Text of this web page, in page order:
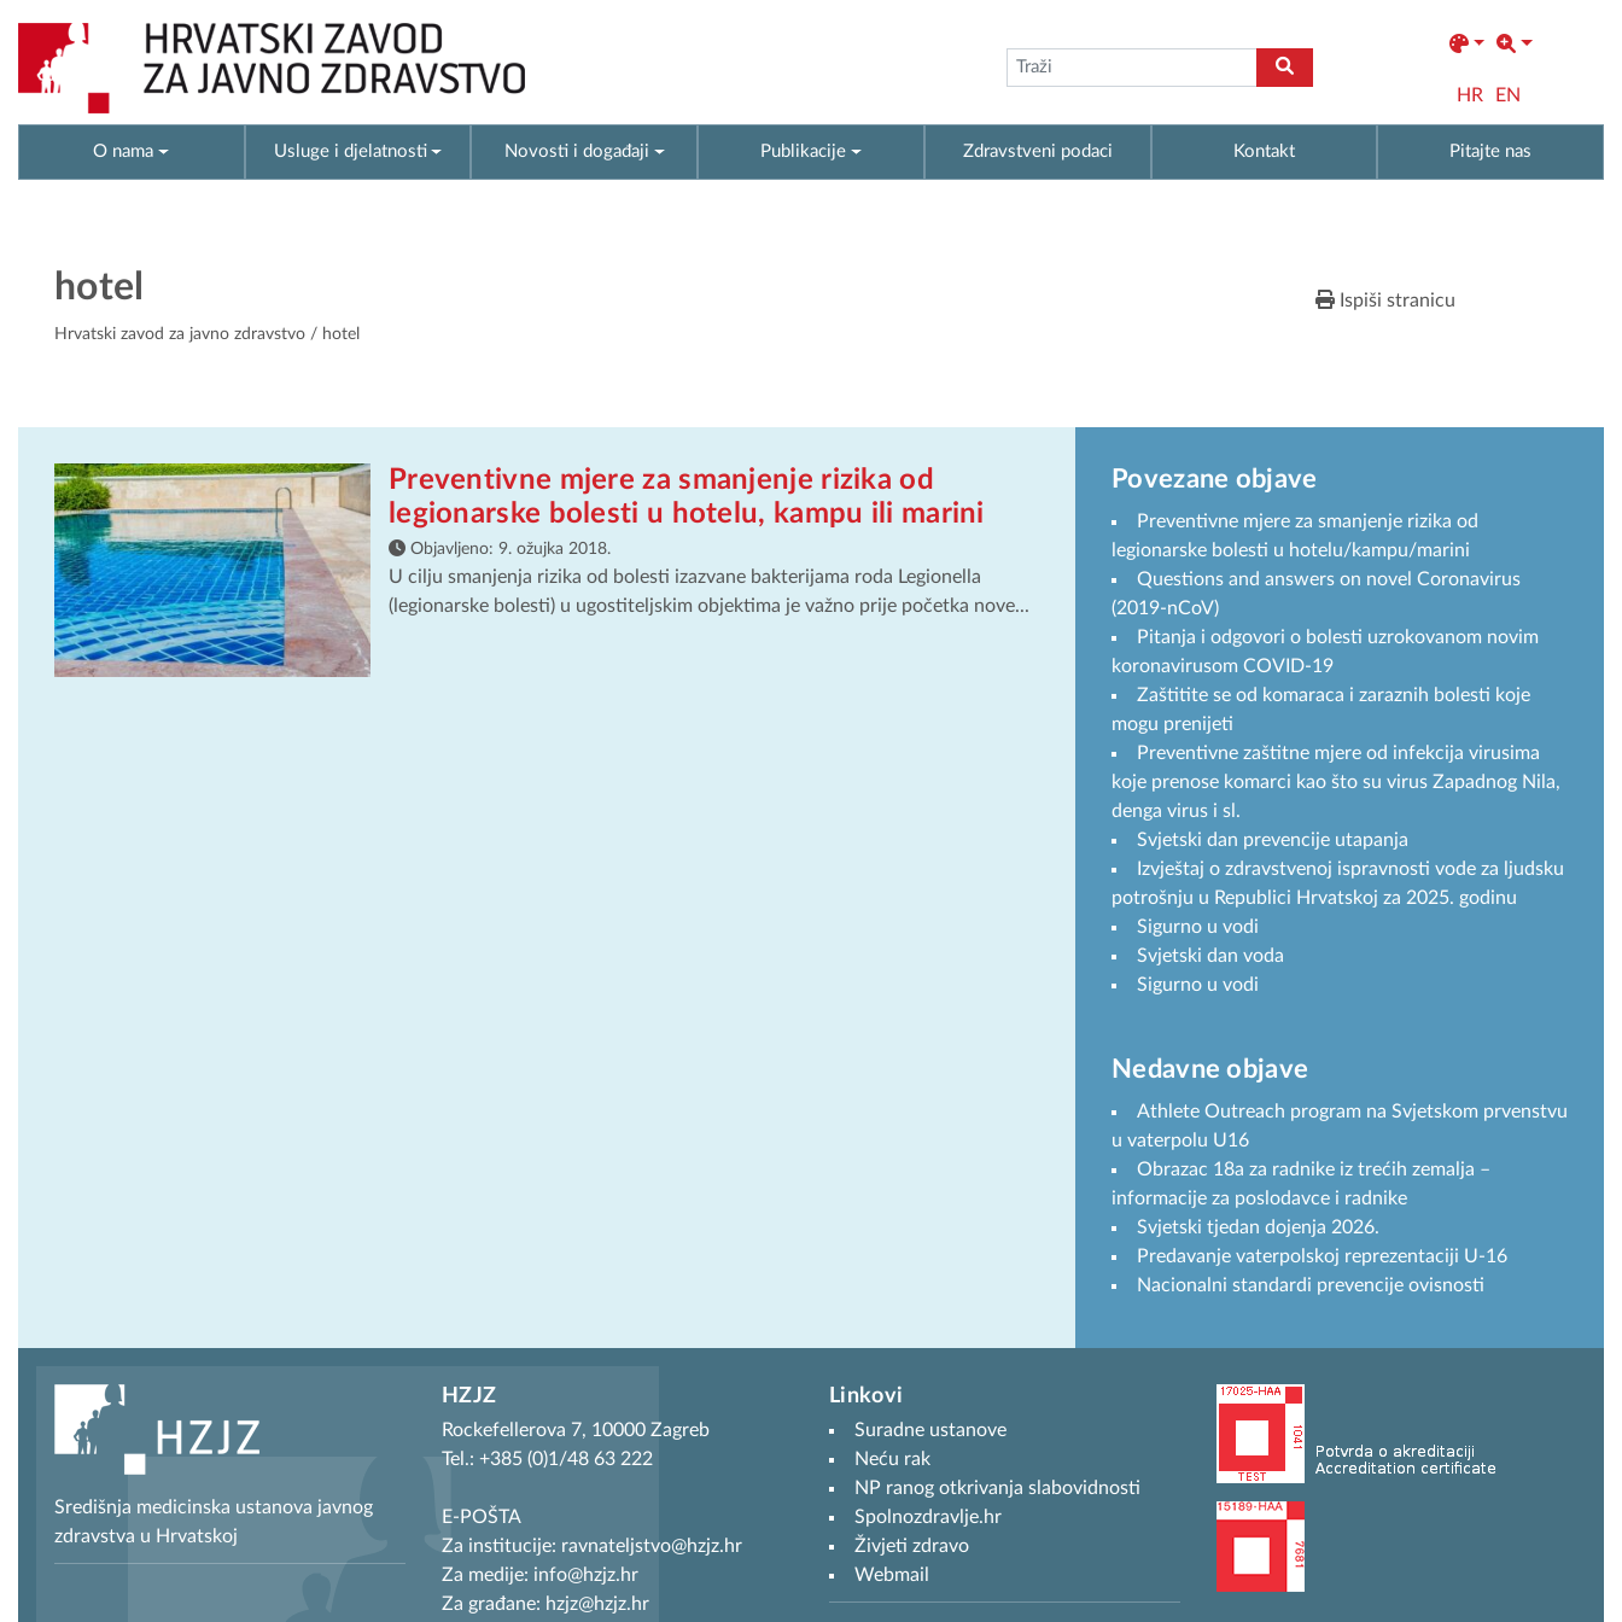
HR EN
O nama Usluge i djelatnosti Novosti i događaji Publikacije Zdravstveni podaci Kontakt Pitajte nas
hotel
Hrvatski zavod za javno zdravstvo / hotel
Ispiši stranicu
Preventivne mjere za smanjenje rizika od
legionarske bolesti u hotelu, kampu ili marini
Objavljeno: 9. ožujka 2018.
U cilju smanjenja rizika od bolesti izazvane bakterijama roda Legionella
(legionarske bolesti) u ugostiteljskim objektima je važno prije početka nove...
Povezane objave
Preventivne mjere za smanjenje rizika od
legionarske bolesti u hotelu/kampu/marini
Questions and answers on novel Coronavirus
(2019-nCoV)
Pitanja i odgovori o bolesti uzrokovanom novim
koronavirusom COVID-19
Zaštitite se od komaraca i zaraznih bolesti koje
mogu prenijeti
Preventivne zaštitne mjere od infekcija virusima
koje prenose komarci kao što su virus Zapadnog Nila,
denga virus i sl.
Svjetski dan prevencije utapanja
Izvještaj o zdravstvenoj ispravnosti vode za ljudsku
potrošnju u Republici Hrvatskoj za 2025. godinu
Sigurno u vodi
Svjetski dan voda
Sigurno u vodi
Nedavne objave
Athlete Outreach program na Svjetskom prvenstvu
u vaterpolu U16
Obrazac 18a za radnike iz trećih zemalja –
informacije za poslodavce i radnike
Svjetski tjedan dojenja 2026.
Predavanje vaterpolskoj reprezentaciji U-16
Nacionalni standardi prevencije ovisnosti
Središnja medicinska ustanova javnog
zdravstva u Hrvatskoj
HZJZ
Rockefellerova 7, 10000 Zagreb
Tel.: +385 (0)1/48 63 222
E-POŠTA
Za institucije: ravnateljstvo@hzjz.hr
Za medije: info@hzjz.hr
Za građane: hzjz@hzjz.hr
Linkovi
Suradne ustanove
Neću rak
NP ranog otkrivanja slabovidnosti
Spolnozdravlje.hr
Živjeti zdravo
Webmail